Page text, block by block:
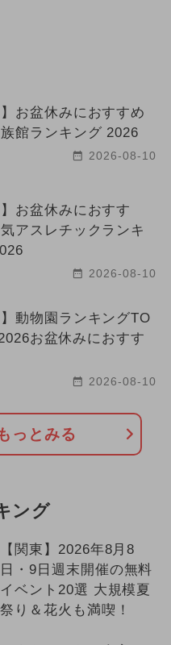
】お盆休みにおすすめ
館ランキング 2026
2026-08-10
】お盆休みにおすす
アスレチックランキ
2026-08-10
】動物園ランキングTO
お盆休みにおすす
2026-08-10
っとみる
ング
【関東】2026年8月8
日・9日週末開催の無料
イベント20選 大規模夏
祭り＆花火も満喫！